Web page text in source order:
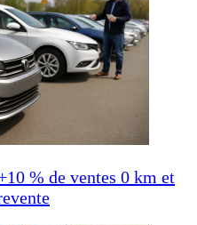
% de ventes 0 km et